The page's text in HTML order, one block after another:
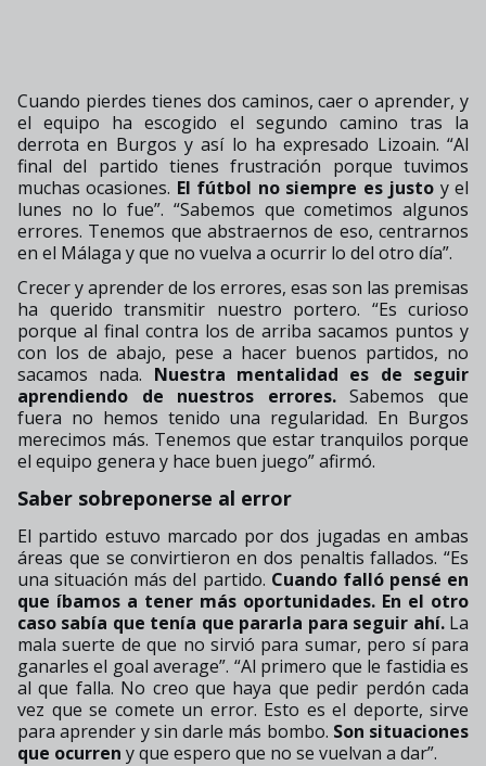
Cuando pierdes tienes dos caminos, caer o aprender, y
el equipo ha escogido el segundo camino tras la
derrota en Burgos y así lo ha expresado Lizoain. “Al
final del partido tienes frustración porque tuvimos
muchas ocasiones. El fútbol no siempre es justo y el
lunes no lo fue”. “Sabemos que cometimos algunos
errores. Tenemos que abstraernos de eso, centrarnos
en el Málaga y que no vuelva a ocurrir lo del otro día”.
Crecer y aprender de los errores, esas son las premisas
ha querido transmitir nuestro portero. “Es curioso
porque al final contra los de arriba sacamos puntos y
con los de abajo, pese a hacer buenos partidos, no
sacamos nada. Nuestra mentalidad es de seguir
aprendiendo de nuestros errores.Sabemos que
fuera no hemos tenido una regularidad. En Burgos
merecimos más. Tenemos que estar tranquilos porque
el equipo genera y hace buen juego” afirmó.
Saber sobreponerse al error
El partido estuvo marcado por dos jugadas en ambas
áreas que se convirtieron en dos penaltis fallados. “Es
una situación más del partido. Cuando falló pensé en
que íbamos a tener más oportunidades. En el otro
caso sabía que tenía que pararla para seguir ahí.La
mala suerte de que no sirvió para sumar, pero sí para
ganarles el goal average”. “Al primero que le fastidia es
al que falla. No creo que haya que pedir perdón cada
vez que se comete un error. Esto es el deporte, sirve
para aprender y sin darle más bombo. Son situaciones
que ocurren y que espero que no se vuelvan a dar”.